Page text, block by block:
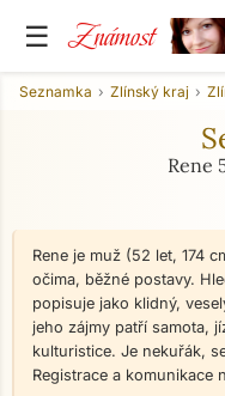
☰ Známost
Seznamka Zlínský kraj
Rene
Rene je muž (52 let, 174
očima, běžné postavy.
popisuje jako klidný,
jeho zájmy patří samota,
kulturistice. Je nekuřák,
Registrace a komunikace